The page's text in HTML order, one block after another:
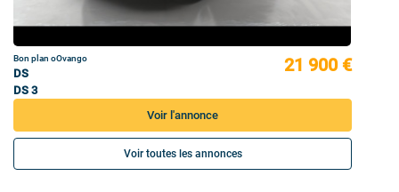
Bon plan oOvango
DS
DS 3
21 900 €
Voir l'annonce
Voir toutes les annonces